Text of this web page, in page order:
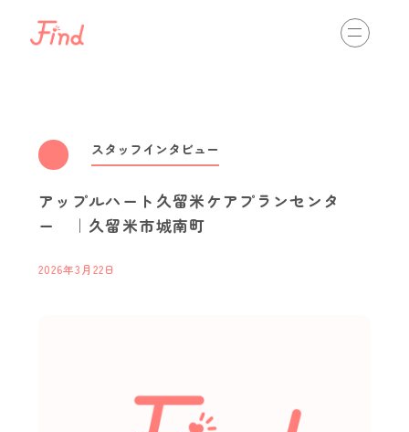
通いのサービス 訪問のサービス 入居のサービス
最新情報
スタッフインタビュー
アップルハート久留米ケアプランセンタ
ー ｜久留米市城南町
2026年3月22日